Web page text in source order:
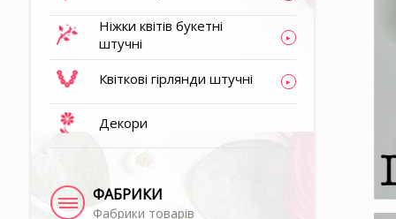
Ніжки квітів букетні
штучні
Квіткові гірлянди штучні
Декори
ФАБРИКИ
Фабрики товарів